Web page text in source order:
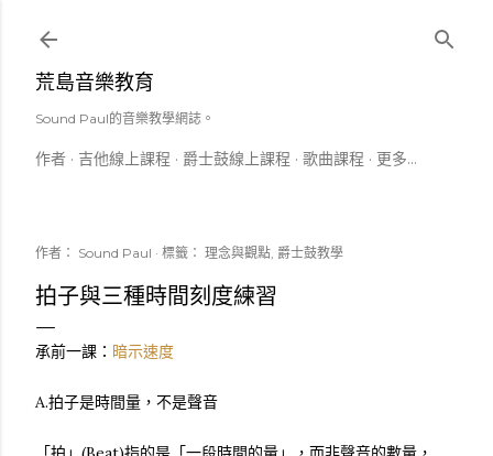
荒島音樂教育
Sound Paul的音樂教學網誌。
作者 吉他線上課程 爵士鼓線上課程 歌曲課程 更多…
作者： Sound Paul 標籤： 理念與觀點 爵士鼓教學
拍子與三種時間刻度練習
承前一課： 暗示速度
A.拍子是時間量，不是聲音